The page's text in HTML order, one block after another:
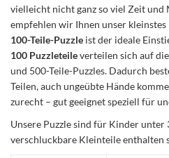
vielleicht nicht ganz so viel Zeit und
empfehlen wir Ihnen unser
100-Teile-Puzzle ist der ideale
100 Puzzleteileverteilen sich auf
und 500-Teile-Puzzles. Dadurch
Teilen, auch ungeübte Hände
zurecht – gut geeignet speziell für
Unsere Puzzle sind für Kinder unter
verschluckbare Kleinteile enthalten